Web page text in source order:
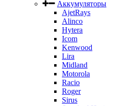
Аккумуляторы
AjetRays
Alinco
Hytera
Icom
Kenwood
Lira
Midland
Motorola
Racio
Roger
Sirus